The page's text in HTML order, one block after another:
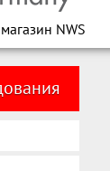
NWS